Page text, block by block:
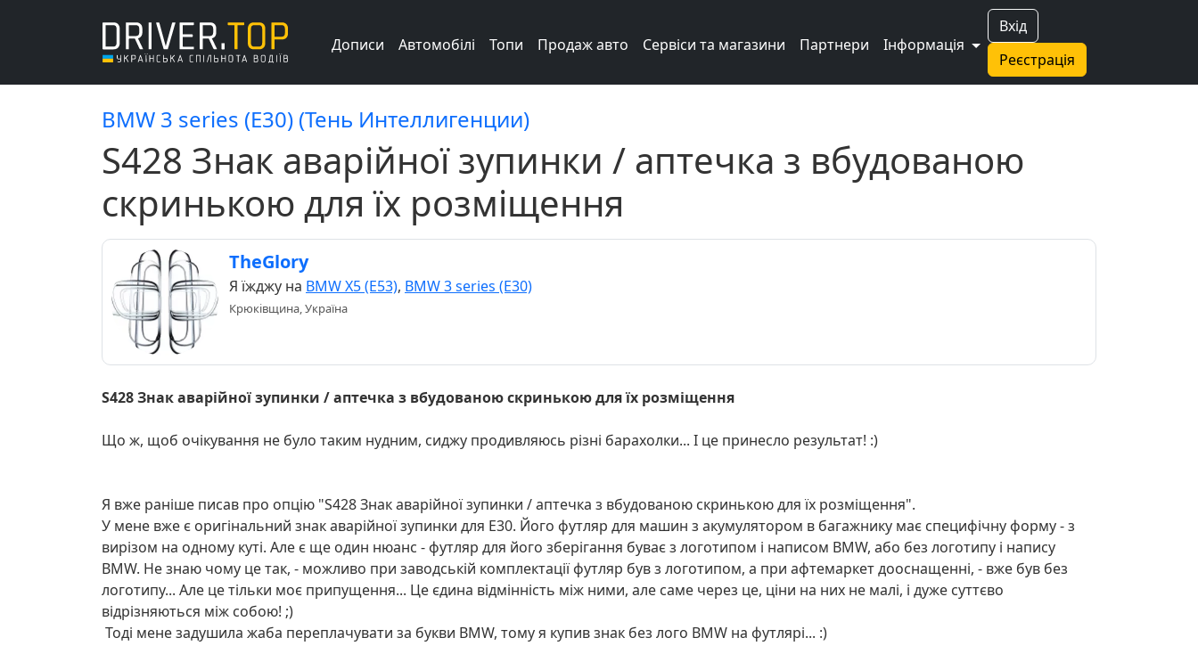
Вхід
Реєстрація
Дописи Автомобілі Топи Продаж авто Сервіси та магазини Партнери Інформація
BMW 3 series (E30) (Тень Интеллигенции)
S428 Знак аварійної зупинки / аптечка з вбудованою
скринькою для їх розміщення
TheGlory
Я їжджу на BMW X5 (E53), BMW 3 series (E30)
Крюківщина, Україна
S428 Знак аварійної зупинки / аптечка з вбудованою скринькою для їх розміщення
Що ж, щоб очікування не було таким нудним, сиджу продивляюсь різні барахолки... І це принесло результат! :)
Я вже раніше писав про опцію "S428 Знак аварійної зупинки / аптечка з вбудованою скринькою для їх розміщення".
У мене вже є оригінальний знак аварійної зупинки для E30. Його футляр для машин з акумулятором в багажнику має специфічну форму - з
вирізом на одному куті. Але є ще один нюанс - футляр для його зберігання буває з логотипом і написом BMW, або без логотипу і напису
BMW. Не знаю чому це так, - можливо при заводській комплектації футляр був з логотипом, а при афтемаркет дооснащенні, - вже був без
логотипу... Але це тільки моє припущення... Це єдина відмінність між ними, але саме через це, ціни на них не малі, і дуже суттєво
відрізняються між собою! ;)
Тоді мене задушила жаба переплачувати за букви BMW, тому я купив знак без лого BMW на футлярі... :)